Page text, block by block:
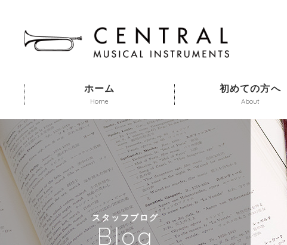
ホーム
Home
初めての方へ
About
スタッフブログ
Blog